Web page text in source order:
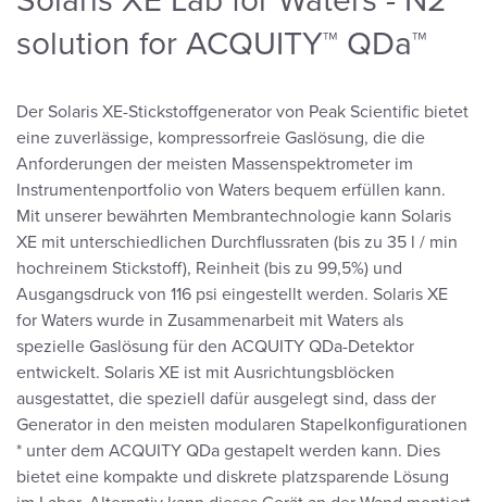
solution for ACQUITY™ QDa™
Der Solaris XE-Stickstoffgenerator von Peak Scientific bietet
eine zuverlässige, kompressorfreie Gaslösung, die die
Anforderungen der meisten Massenspektrometer im
Instrumentenportfolio von Waters bequem erfüllen kann.
Mit unserer bewährten Membrantechnologie kann Solaris
XE mit unterschiedlichen Durchflussraten (bis zu 35 l / min
hochreinem Stickstoff), Reinheit (bis zu 99,5%) und
Ausgangsdruck von 116 psi eingestellt werden. Solaris XE
for Waters wurde in Zusammenarbeit mit Waters als
spezielle Gaslösung für den ACQUITY QDa-Detektor
entwickelt. Solaris XE ist mit Ausrichtungsblöcken
ausgestattet, die speziell dafür ausgelegt sind, dass der
Generator in den meisten modularen Stapelkonfigurationen
* unter dem ACQUITY QDa gestapelt werden kann. Dies
bietet eine kompakte und diskrete platzsparende Lösung